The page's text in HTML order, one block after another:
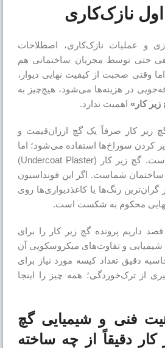
نازک‌کاری
و عملیات نازک‌کاری، اصطلاحات
حتی توسط مجریان ساختمانی هم
وقتی صحبت از کیفیت نهایی دیوار،
در هزینه‌ها می‌شود، هیچ‌چیز به
زیر کار» اهمیت ندارد.
زیر کار صرفاً یک گچ ارزان‌قیمت و
کردن سوراخ‌ها استفاده می‌شود؛ اما
این تصور کاملاً اشتباه است. گچ زیر کار (Undercoat Plaster)
ساختمان شماست. اگر این فونداسیون
رنگ‌ها یا کاغذدیواری‌ها روی
نهایی محکوم به شکست است.
قصد داریم پرونده گچ زیر کار را برای
شیمیایی و تفاوت‌های میکروسکوپی آن
دقیق تعداد کیسه مورد نیاز برای
از ترک‌خوردگی؛ همه چیز را اینجا
فنی و شیمیایی گچ
کار دقیقاً از چه ساخته